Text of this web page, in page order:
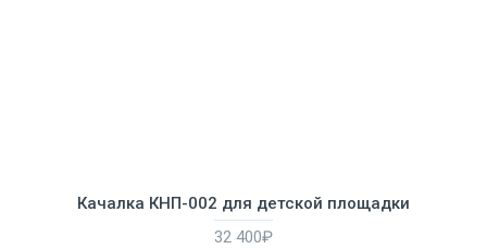
Качалка КНП-002 для детской площадки
32 400₽